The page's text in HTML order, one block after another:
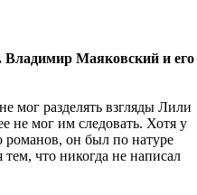
Маяковский и его
мог разделять взгляды Лили
не мог им следовать. Хотя у
романов, он был по натуре
что никогда не написал